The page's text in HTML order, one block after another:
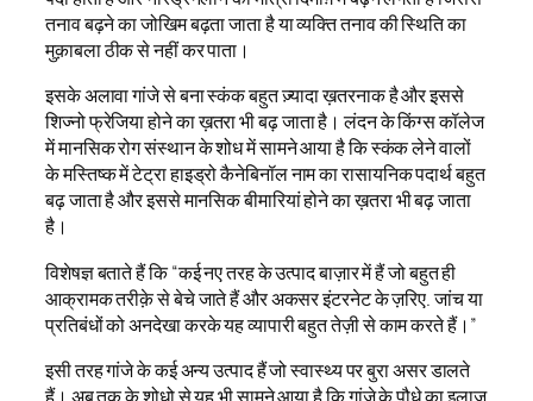
तनाव बढ़ने का जोखिम बढ़ता जाता है या व्यक्ति तनाव की स्थिति का
मुक़ाबला ठीक से नहीं कर पाता।
इसके अलावा गांजे से बना स्कंक बहुत ज़्यादा ख़तरनाक है और इससे
शिज्नो फ्रेजिया होने का ख़तरा भी बढ़ जाता है। लंदन के किंग्स कॉलेज
में मानसिक रोग संस्थान के शोध में सामने आया है कि स्कंक लेने वालों
के मस्तिष्क में टेट्रा हाइड्रो कैनेबिनॉल नाम का रासायनिक पदार्थ बहुत
बढ़ जाता है और इससे मानसिक बीमारियां होने का ख़तरा भी बढ़ जाता
है।
विशेषज्ञ बताते हैं कि “कई नए तरह के उत्पाद बाज़ार में हैं जो बहुत ही
आक्रामक तरीक़े से बेचे जाते हैं और अकसर इंटरनेट के ज़रिए. जांच या
प्रतिबंधों को अनदेखा करके यह व्यापारी बहुत तेज़ी से काम करते हैं।”
इसी तरह गांजे के कई अन्य उत्पाद हैं जो स्वास्थ्य पर बुरा असर डालते